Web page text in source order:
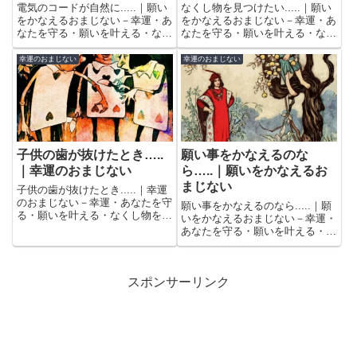
電気のコードが自然に.....｜願い
をかなえるおまじない－幸運・あ
なたを守る・願いを叶える・なく
し物を見つけるなどのおまじない
をこっそり教えます。
なくし物を見つけたい.....｜願い
をかなえるおまじない－幸運・あ
なたを守る・願いを叶える・なく
し物を見つけるなどのおまじない
をこっそり教えます。
幸運のおまじない
子供の歯が抜けたとき…..
｜幸運のおまじない
子供の歯が抜けたとき.....｜幸運
のおまじない－幸運・あなたを守
る・願いを叶える・なくし物を見
幸運のおまじない
願い事をかなえるのな
ら…..｜願いをかなえるお
まじない
願い事をかなえるのなら.....｜願
いをかなえるおまじない－幸運・
あなたを守る・願いを叶える・な
くし物を見つけるなどのおまじな
スポンサーリンク